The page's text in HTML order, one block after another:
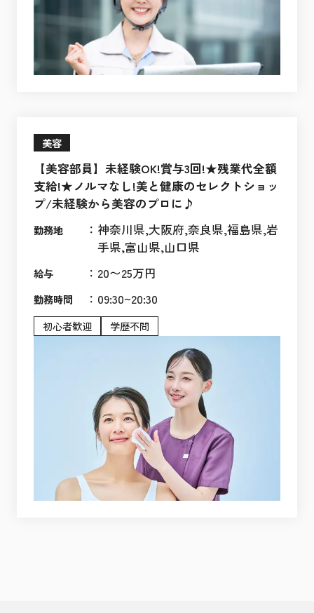
美容
【美容部員】未経験OK!賞与3回!★残業代全額
支給!★ノルマなし!美と健康のセレクトショッ
プ/未経験から美容のプロに♪
勤務地 ： 神奈川県,大阪府,奈良県,福島県,岩
手県,富山県,山口県
給与 ： 20〜25万円
勤務時間 ： 09:30~20:30
初心者歓迎 学歴不問